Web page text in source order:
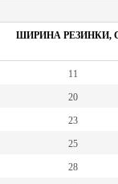
ШИРИНА РЕЗИНКИ,
11
20
23
25
28